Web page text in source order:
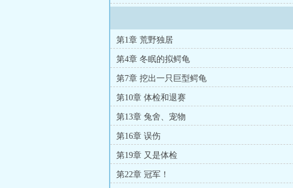
第1章 荒野独居
第4章 冬眠的拟鳄龟
第7章 挖出一只巨型鳄龟
第10章 体检和退赛
第13章 兔舍、宠物
第16章 误伤
第19章 又是体检
第22章 冠军！